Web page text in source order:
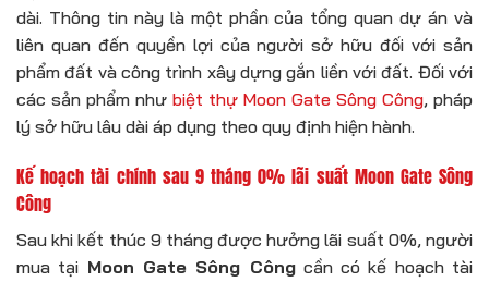
dài. Thông tin này là một phần của tổng quan dự án và
liên quan đến quyền lợi của người sở hữu đối với sản
phẩm đất và công trình xây dựng gắn liền với đất. Đối với
các sản phẩm như biệt thự Moon Gate Sông Công, pháp
lý sở hữu lâu dài áp dụng theo quy định hiện hành.
Kế hoạch tài chính sau 9 tháng 0% lãi suất Moon Gate Sông
Công
Sau khi kết thúc 9 tháng được hưởng lãi suất 0%, người
mua tại Moon Gate Sông Côngcần có kế hoạch tài